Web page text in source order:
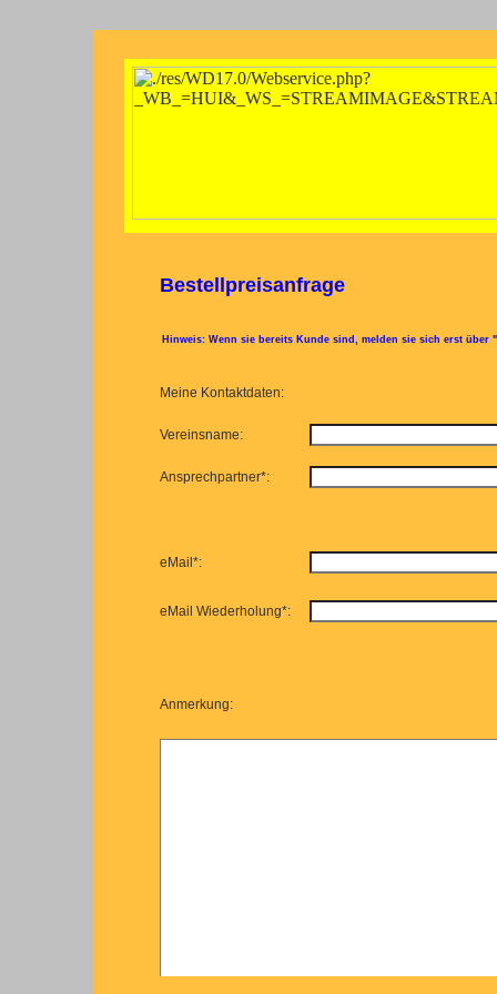
Bestellpreisanfrage
Hinweis: Wenn sie bereits Kunde sind, melden sie sich erst über
Meine Kontaktdaten:
Vereinsname:
Ansprechpartner*:
eMail*:
eMail Wiederholung*:
Anmerkung: